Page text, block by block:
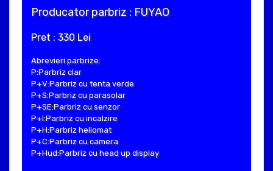
Producator parbriz : FUYAO
Pret : 330 Lei
Abrevieri parbrize:
P:Parbriz clar
P+V:Parbriz cu tenta verde
P+S:Parbriz cu parasolar
P+SE:Parbriz cu senzor
P+I:Parbriz cu incalzire
P+H:Parbriz heliomat
P+C:Parbriz cu camera
P+Hud:Parbriz cu head up display